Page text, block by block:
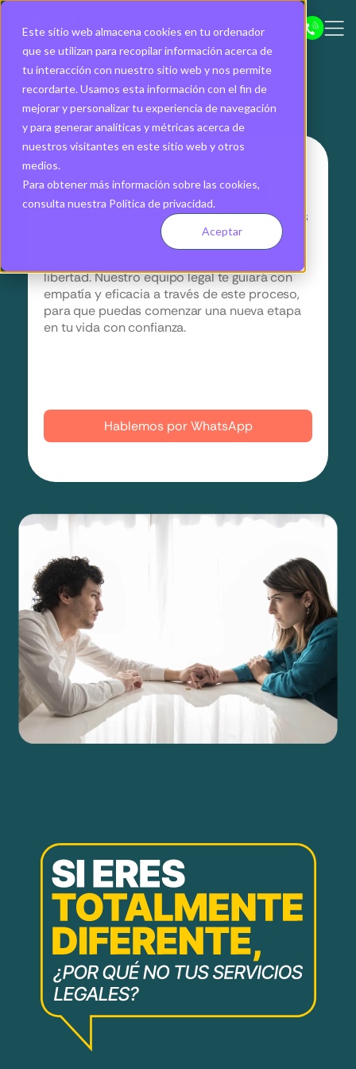
Este sitio web almacena cookies en tu ordenador
que se utilizan para recopilar información acerca de
tu interacción con nuestro sitio web y nos permite
recordarte. Usamos esta información con el fin de
mejorar y personalizar tu experiencia de navegación
y para generar analíticas y métricas acerca de
nuestros visitantes en este sitio web y otros
medios.
Para obtener más información sobre las cookies,
consulta nuestra Política de privacidad.
Aceptar
Inicio
Acuerdo Completo y Suficiente
Acuerdo completo y suficiente: Deja a los
expertos se encarguen
libertad. Nuestro equipo legal te guiará con
empatía y eficacia a través de este proceso,
para que puedas comenzar una nueva etapa
en tu vida con confianza.
Hablemos por WhatsApp